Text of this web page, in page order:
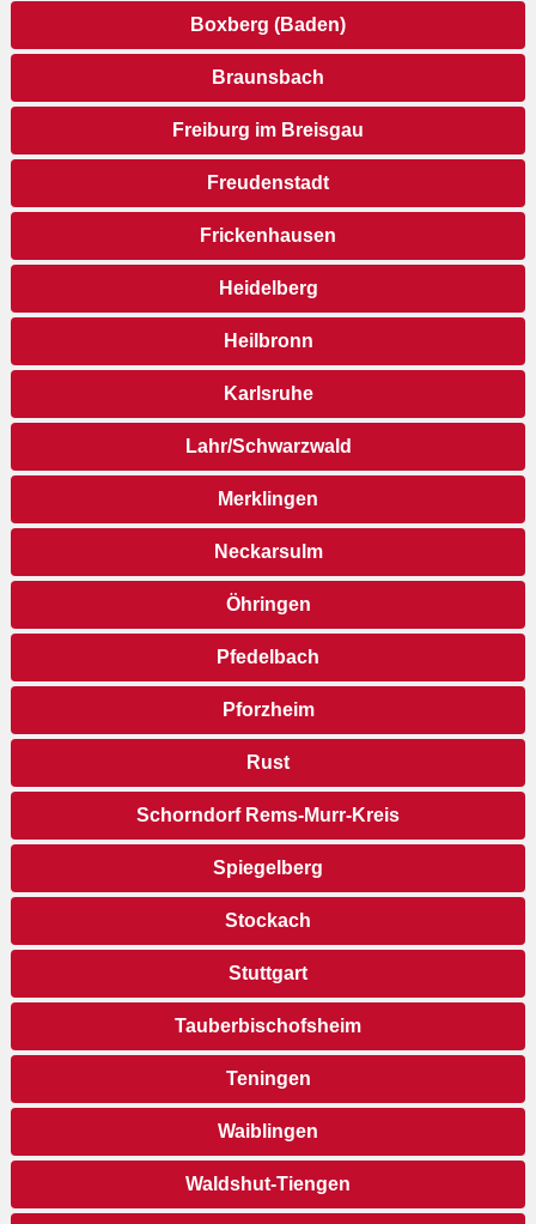
Boxberg (Baden)
Braunsbach
Freiburg im Breisgau
Freudenstadt
Frickenhausen
Heidelberg
Heilbronn
Karlsruhe
Lahr/Schwarzwald
Merklingen
Neckarsulm
Öhringen
Pfedelbach
Pforzheim
Rust
Schorndorf Rems-Murr-Kreis
Spiegelberg
Stockach
Stuttgart
Tauberbischofsheim
Teningen
Waiblingen
Waldshut-Tiengen